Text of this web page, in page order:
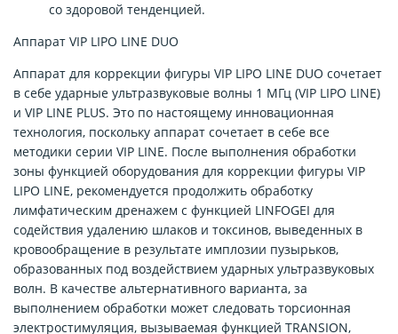
со здоровой тенденцией.
Аппарат VIP LIPO LINE DUO
Аппарат для коррекции фигуры VIP LIPO LINE DUO сочетает
в себе ударные ультразвуковые волны 1 МГц (VIP LIPO LINE)
и VIP LINE PLUS. Это по настоящему инновационная
технология, поскольку аппарат сочетает в себе все
методики серии VIP LINE. После выполнения обработки
зоны функцией оборудования для коррекции фигуры VIP
LIPO LINE, рекомендуется продолжить обработку
лимфатическим дренажем с функцией LINFOGEI для
содействия удалению шлаков и токсинов, выведенных в
кровообращение в результате имплозии пузырьков,
образованных под воздействием ударных ультразвуковых
волн. В качестве альтернативного варианта, за
выполнением обработки может следовать торсионная
электростимуляция, вызываемая функцией TRANSION,